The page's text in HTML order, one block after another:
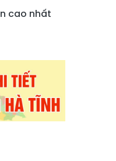
cao nhất